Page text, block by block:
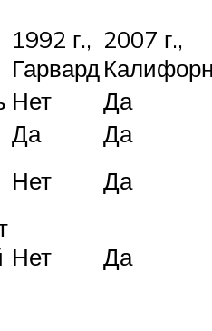
1992 г.,
Гарвард
2007 г.,
Нет
Да
Да
Да
Нет
Да
Нет Да